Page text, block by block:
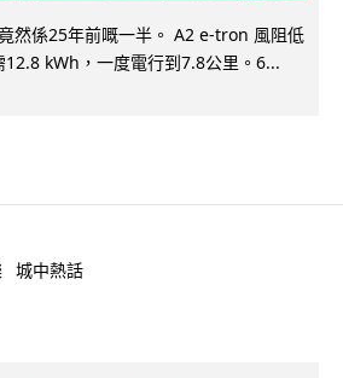
然係25年前嘅一半。 A2 e-tron 風阻低
kWh，一度電行到7.8公里。6...
城中熱話